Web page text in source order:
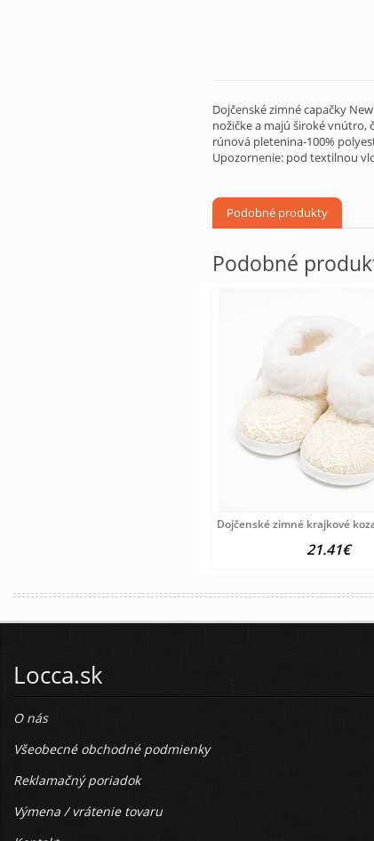
Dojčenské zimné capačky
nožičke a majú široké vnútro,
rúnová pletenina-100%
Upozornenie: pod textilnou
Podobné produkty
Podobné
Dojčenské zimné krajkové
21.41€
Locca.sk
O nás
Všeobecné obchodné podmienky
Reklamačný poriadok
Výmena / vrátenie tovaru